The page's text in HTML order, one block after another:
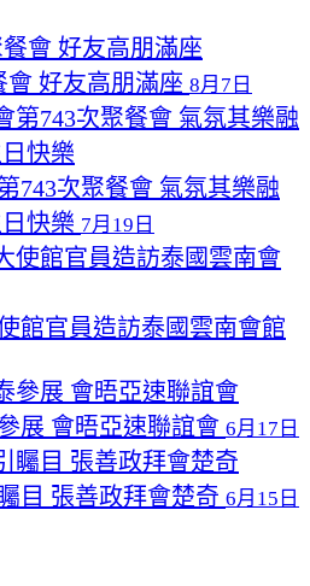
會 好友高朋滿座 8月7日
743次聚餐會 氣氛其樂融
快樂 7月19日
館官員造訪泰國雲南會館
展 會晤亞速聯誼會 6月17日
目 張善政拜會楚奇 6月15日